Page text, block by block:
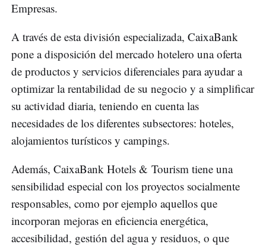
Empresas.
A través de esta división especializada, CaixaBank
pone a disposición del mercado hotelero una oferta
de productos y servicios diferenciales para ayudar a
optimizar la rentabilidad de su negocio y a simplificar
su actividad diaria, teniendo en cuenta las
necesidades de los diferentes subsectores: hoteles,
alojamientos turísticos y campings.
Además, CaixaBank Hotels & Tourism tiene una
sensibilidad especial con los proyectos socialmente
responsables, como por ejemplo aquellos que
incorporan mejoras en eficiencia energética,
accesibilidad, gestión del agua y residuos, o que